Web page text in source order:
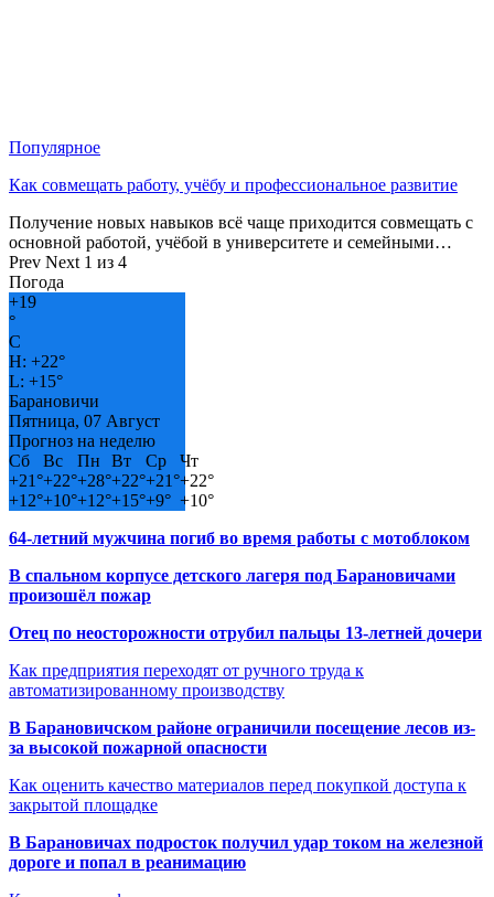
Популярное
Как совмещать работу, учёбу и профессиональное развитие
Получение новых навыков всё чаще приходится совмещать с
основной работой, учёбой в университете и семейными…
Prev Next 1 из 4
Погода
+19
°
C
H: +22°
L: +15°
Барановичи
Пятница, 07 Август
Прогноз на неделю
Сб
Вс Пн Вт Ср
Чт
+21°+22°+28°+22°+21°+22°
+12°+10°+12°+15°+9° +10°
64-летний мужчина погиб во время работы с мотоблоком
В спальном корпусе детского лагеря под Барановичами
произошёл пожар
Отец по неосторожности отрубил пальцы 13-летней дочери
Как предприятия переходят от ручного труда к
автоматизированному производству
В Барановичском районе ограничили посещение лесов из-
за высокой пожарной опасности
Как оценить качество материалов перед покупкой доступа к
закрытой площадке
В Барановичах подросток получил удар током на железной
дороге и попал в реанимацию